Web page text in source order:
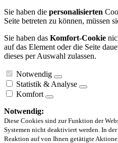
Sie haben die personalisierten
Seite betreten zu können, müssen
Sie haben das Komfort-Cookie
auf das Element oder die Seite
dieses per Auswahl zulassen.
Notwendig
Statistik & Analyse
Komfort
Notwendig:
Diese Cookies sind zur Funktion der
Systemen nicht deaktiviert werden. In
Reaktion auf von Ihnen getätigte